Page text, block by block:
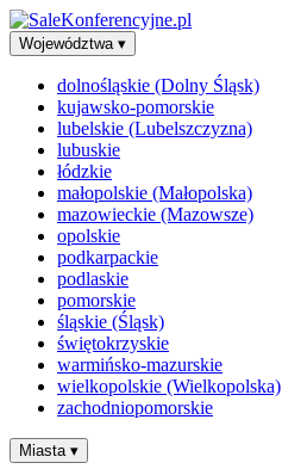
Województwa ▾
dolnośląskie (Dolny Śląsk)
kujawsko-pomorskie
lubelskie (Lubelszczyzna)
lubuskie
łódzkie
małopolskie (Małopolska)
mazowieckie (Mazowsze)
opolskie
podkarpackie
podlaskie
pomorskie
śląskie (Śląsk)
świętokrzyskie
warmińsko-mazurskie
wielkopolskie (Wielkopolska)
zachodniopomorskie
Miasta ▾